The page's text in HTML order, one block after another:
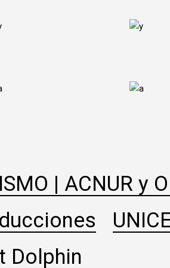
| ACNUR y
Dolphin